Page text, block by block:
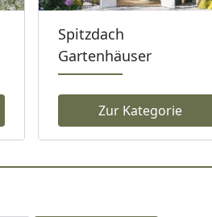
Spitzdach
Gartenhäuser
Zur Kategorie